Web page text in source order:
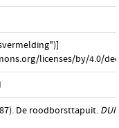
licenses/by/4.0/
De roodborsttapuit.